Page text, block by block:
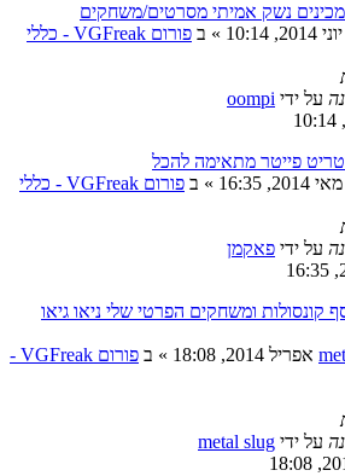
» ב פורום VGFreak - כללי
על ידי oompi
פייטר מתאימה להכל
» ב פורום VGFreak - כללי
על ידי פאקמן
קונסולות ומשחקים הפרטי שלי ניאו גיאו
» ב
פורום VGFreak -
על ידי metal slug